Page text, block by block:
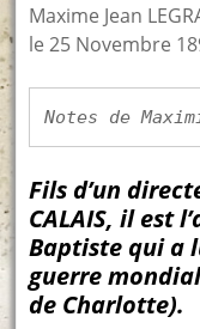
Maxime Jean
le 25 Novembre
Notes de
Fils d’un
CALAIS, il est
Baptiste qui a
guerre
de Charlotte).